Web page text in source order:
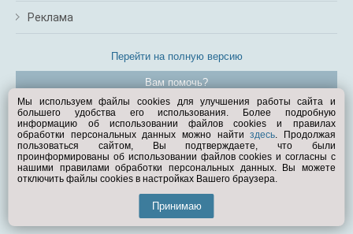
Реклама
Перейти на полную версию
Вам помочь?
© Exist.ru 1998—2026
Мы используем файлы cookies для улучшения работы сайта и
большего удобства его использования. Более подробную
информацию об использовании файлов cookies и правилах
обработки персональных данных можно найтиздесь. Продолжая
пользоваться сайтом, Вы подтверждаете, что были
проинформированы об использовании файлов cookies и согласны с
нашими правилами обработки персональных данных. Вы можете
отключить файлы cookies в настройках Вашего браузера.
Принимаю